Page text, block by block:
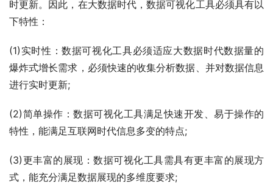
时更新。因此，在大数据时代，数据可视化工具必须具有以
下特性：
(1)实时性：数据可视化工具必须适应大数据时代数据量的
爆炸式增长需求，必须快速的收集分析数据、并对数据信息
进行实时更新;
(2)简单操作：数据可视化工具满足快速开发、易于操作的
特性，能满足互联网时代信息多变的特点;
(3)更丰富的展现：数据可视化工具需具有更丰富的展现方
式，能充分满足数据展现的多维度要求;